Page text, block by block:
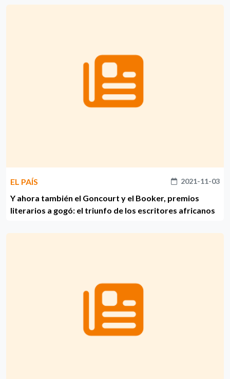
EL PAÍS 2021-11-03
Y ahora también el Goncourt y el Booker, premios
literarios a gogó: el triunfo de los escritores africanos